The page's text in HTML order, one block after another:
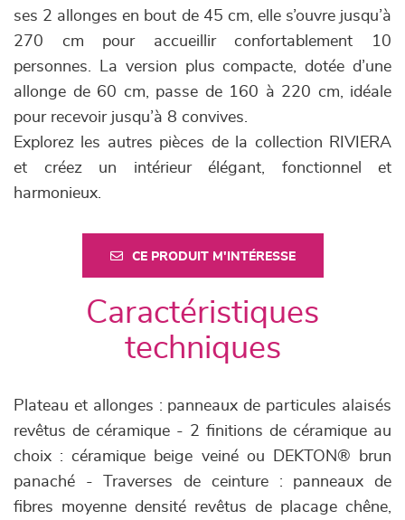
ses 2 allonges en bout de 45 cm, elle s’ouvre jusqu’à
270 cm pour accueillir confortablement 10
personnes. La version plus compacte, dotée d’une
allonge de 60 cm, passe de 160 à 220 cm, idéale
pour recevoir jusqu’à 8 convives.
Explorez les autres pièces de la collection RIVIERA
et créez un intérieur élégant, fonctionnel et
harmonieux.
CE PRODUIT M'INTÉRESSE
Caractéristiques
techniques
Plateau et allonges : panneaux de particules alaisés
revêtus de céramique - 2 finitions de céramique au
choix : céramique beige veiné ou DEKTON® brun
panaché - Traverses de ceinture : panneaux de
fibres moyenne densité revêtus de placage chêne,